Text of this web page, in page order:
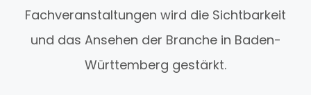
Fachveranstaltungen wird die Sichtbarkeit
und das Ansehen der Branche in Baden-
Württemberg gestärkt.